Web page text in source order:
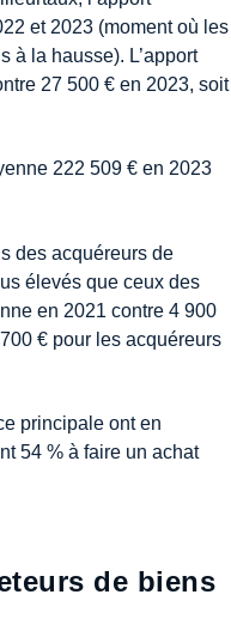
et 2023 (moment où les
à la hausse). L’apport
27 500 € en 2023, soit
222 509 € en 2023
des acquéreurs de
élevés que ceux des
en 2021 contre 4 900
€ pour les acquéreurs
principale ont en
54 % à faire un achat
de biens